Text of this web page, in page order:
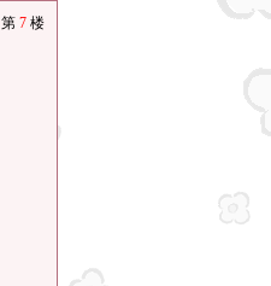
第 7 楼